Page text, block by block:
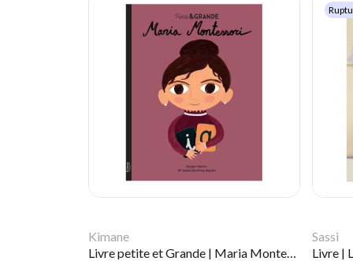
Kimane
Sassi
Livre |